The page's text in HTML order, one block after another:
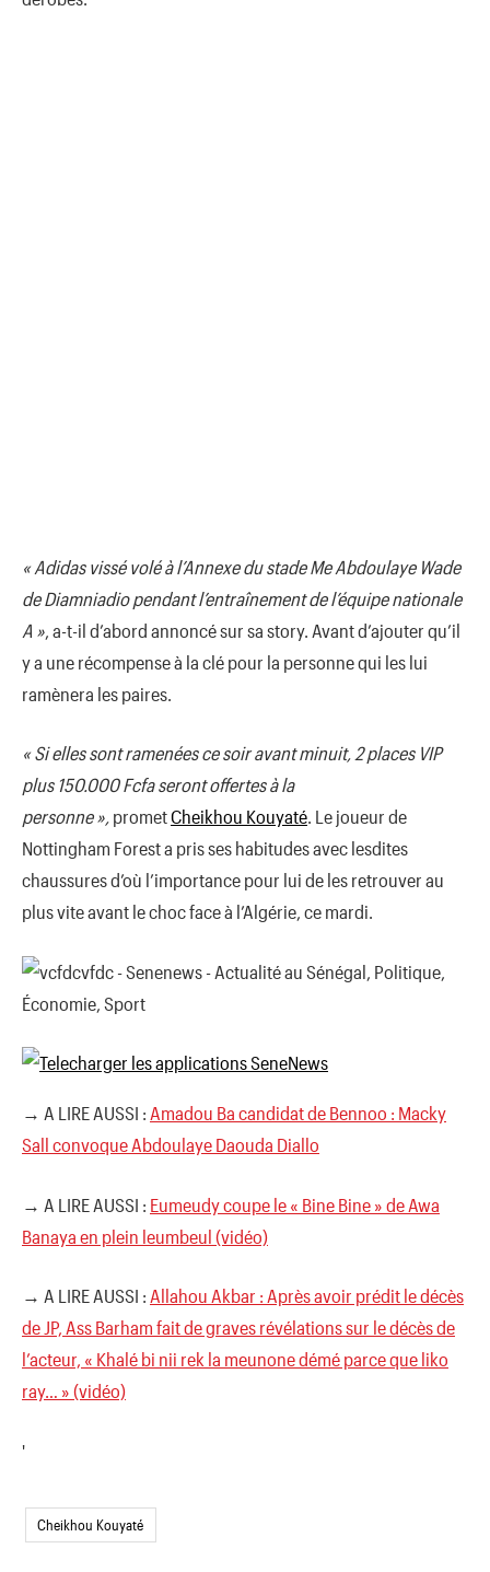
« Adidas vissé volé à l’Annexe du stade Me Abdoulaye Wade
de Diamniadio pendant l’entraînement de l’équipe nationale
A » , a-t-il d’abord annoncé sur sa story. Avant d’ajouter qu’il
y a une récompense à la clé pour la personne qui les lui
ramènera les paires.
« Si elles sont ramenées ce soir avant minuit, 2 places VIP
plus 150.000 Fcfa seront offertes à la
personne », prometCheikhou Kouyaté. Le joueur de
Nottingham Forest a pris ses habitudes avec lesdites
chaussures d’où l’importance pour lui de les retrouver au
plus vite avant le choc face à l’Algérie, ce mardi.
→ A LIRE AUSSI : Amadou Ba candidat de Bennoo : Macky
Sall convoque Abdoulaye Daouda Diallo
→ A LIRE AUSSI : Eumeudy coupe le « Bine Bine » de Awa
Banaya en plein leumbeul (vidéo)
→ A LIRE AUSSI : Allahou Akbar : Après avoir prédit le décès
de JP, Ass Barham fait de graves révélations sur le décès de
l’acteur, « Khalé bi nii rek la meunone démé parce que liko
ray… » (vidéo)
'
Cheikhou Kouyaté